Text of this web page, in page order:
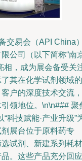
交易会（API China
公司（以下简称“南
相，成为展会备受关
其在化学试剂领域的
户的深度技术交流，
领地位。\n\n### 聚
科技赋能·产业升级”
展台位于原料药专
试剂、新建系列耗材
。这些产品充分回应